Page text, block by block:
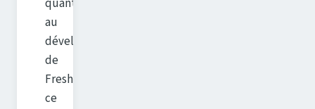
quant
au
développement
de
FreshRSS,
ce